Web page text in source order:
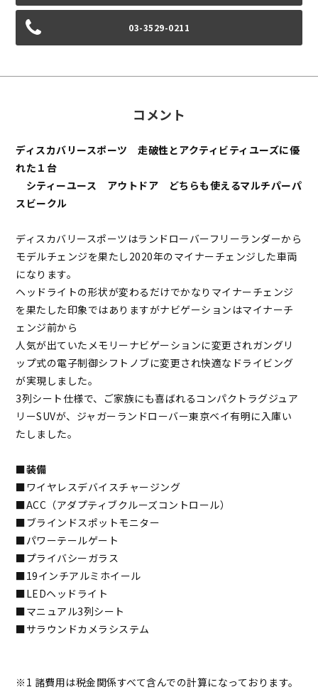
03-3529-0211
コメント
ディスカバリースポーツ 走破性とアクティビティユーズに優
れた１台
シティーユース アウトドア どちらも使えるマルチパーパ
スビークル
ディスカバリースポーツはランドローバーフリーランダーから
モデルチェンジを果たし2020年のマイナーチェンジした車両
になります。
ヘッドライトの形状が変わるだけでかなりマイナーチェンジ
を果たした印象ではありますがナビゲーションはマイナーチ
ェンジ前から
人気が出ていたメモリーナビゲーションに変更されガングリ
ップ式の電子制御シフトノブに変更され快適なドライビング
が実現しました。
3列シート仕様で、ご家族にも喜ばれるコンパクトラグジュア
リーSUVが、 ジャガーランドローバー東京ベイ有明に入庫い
たしました。
■装備
■ ワイヤレスデバイスチャージング
■ACC（アダプティブクルーズコントロール）
■ブラインドスポットモニター
■パワーテールゲート
■プライバシーガラス
■19インチアルミホイール
■LEDヘッドライト
■マニュアル3列シート
■サラウンドカメラシステム
※1 諸費用は税金関係すべて含んでの計算になっております。